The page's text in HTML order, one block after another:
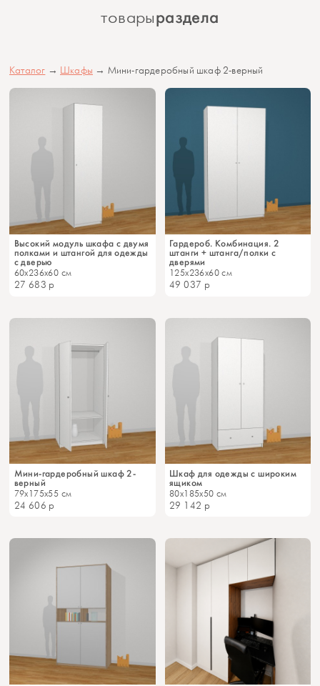
товарыраздела
Каталог → Шкафы → Мини-гардеробный шкаф 2-верный
Высокий модуль шкафа с двумя
полками и штангой для одежды
c дверью
60x236x60 см
27 683 р
Гардероб. Комбинация. 2
штанги + штанга/полки c
дверями
125x236x60 см
49 037 р
Мини-гардеробный шкаф 2-
верный
79x175x55 см
24 606 р
Шкаф для одежды с широким
ящиком
80x185x50 см
29 142 р